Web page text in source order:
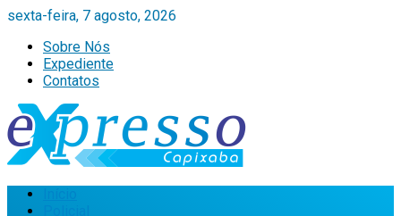
sexta-feira, 7 agosto, 2026
Sobre Nós
Expediente
Contatos